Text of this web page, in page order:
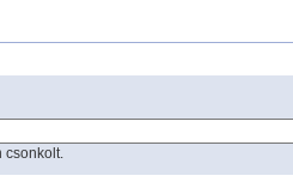
csonkolt.